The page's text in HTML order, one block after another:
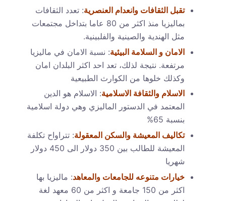
تقبل الثقافات وانعدام العنصرية: تعدد الثقافات
بماليزيا منذ اكثر من 80 عاما بتداخل مجتمعات
مثل الهندية والصينية والفلبينية.
الامان و السلامة البيئية: نسبة الامان في ماليزيا
مرتفعة. نتيجة لذلك، تعد احد اكثر البلدان امان
وكذلك خلوها من الكوارث الطبيعية
الاسلام والثقافة الاسلامية: الاسلام هو الدين
المعتمد في الدستور الماليزي وهي دولة اسلامية
بنسبة 65%
تكاليف المعيشة والسكن المعقولة: تتراواح تكلفة
المعيشة للطالب بين 350 دولار الى 450 دولار
شهريا
خيارات متنوعه للجامعات والمعاهد: ماليزيا بها
اكثر من 150 جامعة و اكثر من 60 معهد لغة